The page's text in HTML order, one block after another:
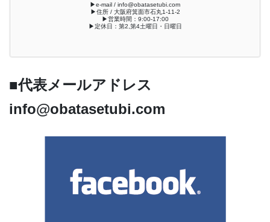
▶︎e-mail / info@obatasetubi.com
▶︎住所 / 大阪府箕面市石丸1-11-2
▶︎営業時間：9:00-17:00
▶︎定休日：第2,第4土曜日・日曜日
■代表メールアドレス
info@obatasetubi.com